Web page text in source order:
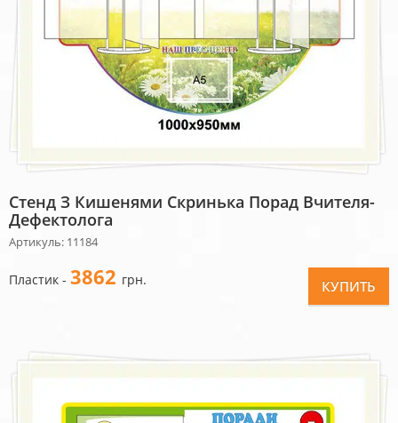
Стенд З Кишенями Скринька Порад Вчителя-
Дефектолога
Артикуль: 11184
Пластик - 3862 грн. КУПИТЬ